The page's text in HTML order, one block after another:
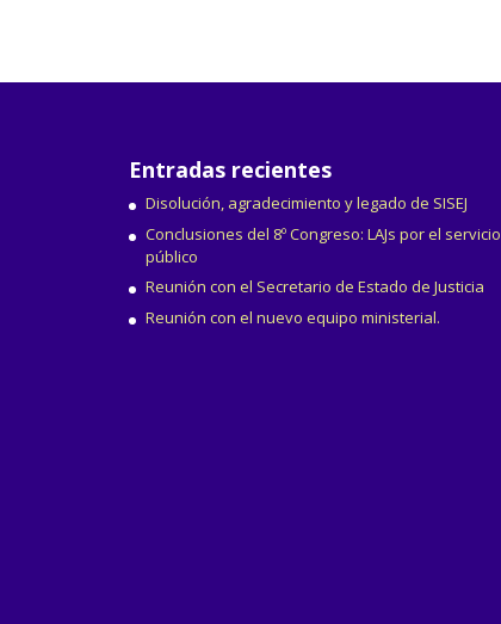
Entradas recientes
Disolución, agradecimiento y legado de SISEJ
Conclusiones del 8º Congreso: LAJs por el servicio
público
Reunión con el Secretario de Estado de Justicia
Reunión con el nuevo equipo ministerial.